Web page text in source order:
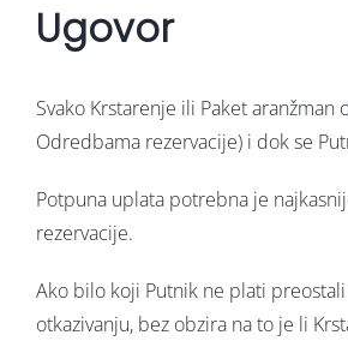
Ugovor
Svako Krstarenje ili Paket
Odredbama rezervacije) i dok se
Potpuna uplata potrebna je
rezervacije.
Ako bilo koji Putnik ne plati
otkazivanju, bez obzira na to je li